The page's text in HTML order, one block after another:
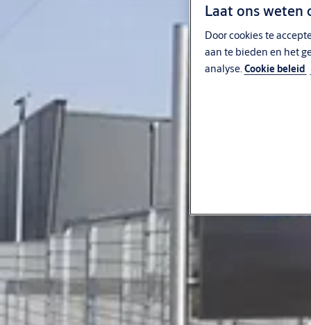
Laat ons weten
Door cookies te
aan te bieden en het
analyse. Cookie beleid